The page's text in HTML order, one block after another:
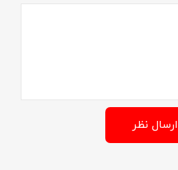
ارسال نظر